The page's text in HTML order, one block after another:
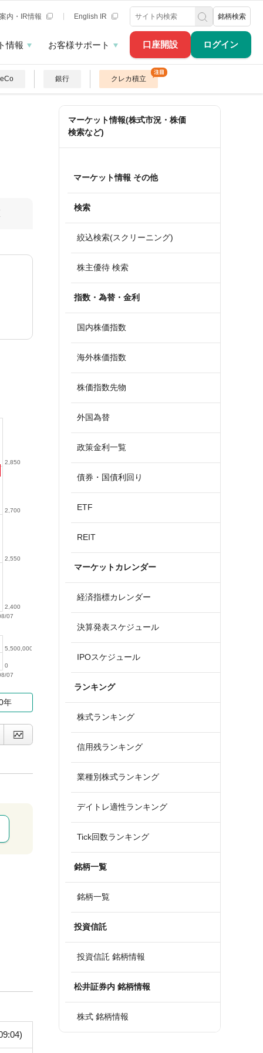
口座開設 ログイン
内・IR情報 English IR 銘柄検索
情報 お客様サポート
銀行 クレカ積立
07
2,400
2,550
2,700
2,850
07
0
5,500,000
年
マーケット情報(株式市況・株価
検索など)
マーケット情報 その他
検索
絞込検索(スクリーニング)
株主優待 検索
指数・為替・金利
国内株価指数
海外株価指数
株価指数先物
外国為替
政策金利一覧
債券・国債利回り
ETF
REIT
マーケットカレンダー
経済指標カレンダー
決算発表スケジュール
IPOスケジュール
ランキング
株式ランキング
信用残ランキング
業種別株式ランキング
デイトレ適性ランキング
Tick回数ランキング
銘柄一覧
銘柄一覧
投資信託
投資信託 銘柄情報
松井証券内 銘柄情報
株式 銘柄情報